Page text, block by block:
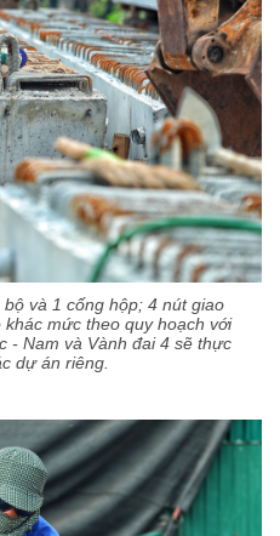
và 1 cống hộp; 4 nút giao
mức theo quy hoạch với
- Nam và Vành đai 4 sẽ thực
dự án riêng.